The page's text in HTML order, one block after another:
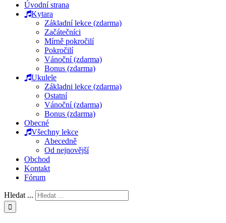
Úvodní strana
Kytara
Základní lekce (zdarma)
Začátečníci
Mírně pokročilí
Pokročilí
Vánoční (zdarma)
Bonus (zdarma)
Ukulele
Základni lekce (zdarma)
Ostatní
Vánoční (zdarma)
Bonus (zdarma)
Obecné
Všechny lekce
Abecedně
Od nejnovější
Obchod
Kontakt
Fórum
Hledat ...